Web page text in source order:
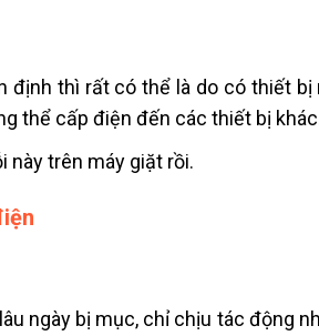
định thì rất có thể là do có thiết bị
thể cấp điện đến các thiết bị
này trên máy giặt rồi.
ngày bị mục, chỉ chịu tác động